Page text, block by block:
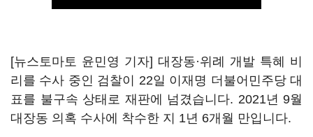
[뉴스토마토 윤민영 기자] 대장동·위례 개발 특혜 비
리를 수사 중인 검찰이 22일 이재명 더불어민주당 대
표를 불구속 상태로 재판에 넘겼습니다. 2021년 9월
대장동 의혹 수사에 착수한 지 1년 6개월 만입니다.